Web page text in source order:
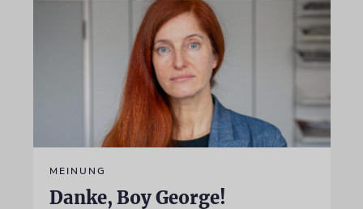
MEINUNG
Danke, Boy George!